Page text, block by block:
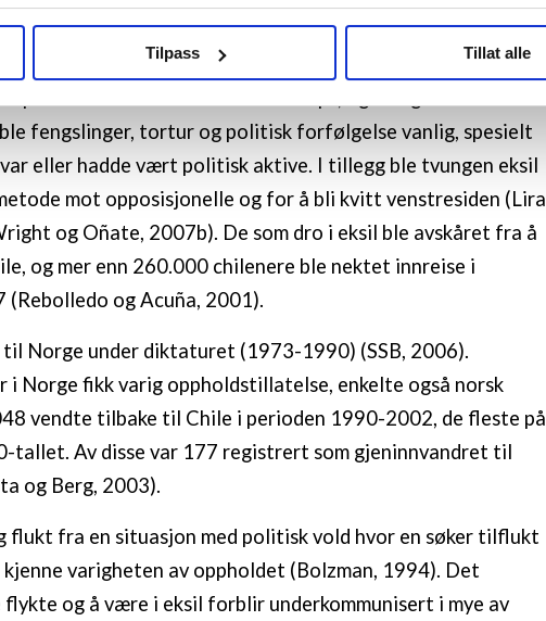
vi tilby relevant innhold, tilpassede annonser og utarbeide statistikk.
lengre ned på denne siden.
Tilpass Tillat alle
tilbakevending
ble Allendes regjering styrtet i et militærkupp. I løpet av
fengslinger, tortur og politisk forfølgelse vanlig, spesielt
eller hadde vært politisk aktive. I tillegg ble tvungen eksil
mot opposisjonelle og for å bli kvitt venstresiden (Lira
og Oñate, 2007b). De som dro i eksil ble avskåret fra å
og mer enn 260.000 chilenere ble nektet innreise i
og Acuña, 2001).
til Norge under diktaturet (1973-1990) (SSB, 2006).
i Norge fikk varig oppholdstillatelse, enkelte også norsk
vendte tilbake til Chile i perioden 1990-2002, de fleste på
tallet. Av disse var 177 registrert som gjeninnvandret til
og Berg, 2003).
flukt fra en situasjon med politisk vold hvor en søker tilflukt
varigheten av oppholdet (Bolzman, 1994). Det
og å være i eksil forblir underkommunisert i mye av